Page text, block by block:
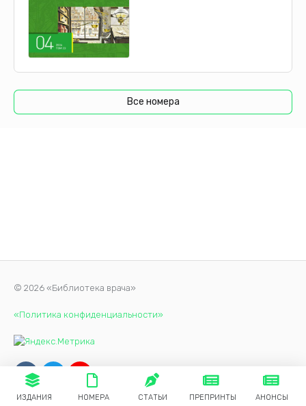
Все номера
© 2026 «Библиотека врача»
«Политика конфиденциальности»
ИЗДАНИЯ НОМЕРА СТАТЬИ ПРЕПРИНТЫ АНОНСЫ